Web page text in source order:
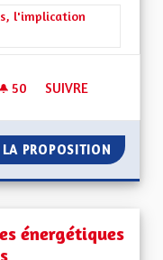
Les solidarités, les soins
l'implication
50 50 ABONNÉS
SUIVRE
PROPOSITION
énergétiques